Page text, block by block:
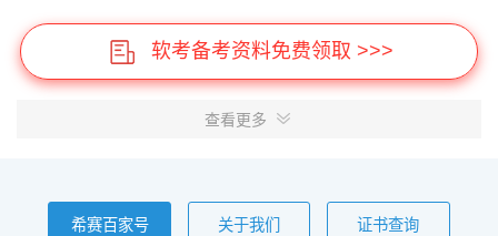
软考备考资料免费领取 >>>
查看更多
希赛百家号 关于我们 证书查询